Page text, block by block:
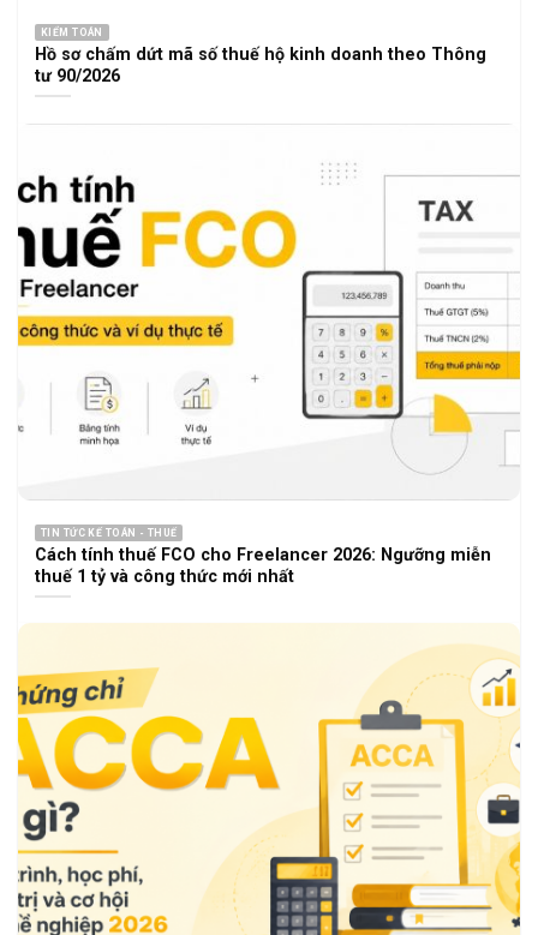
KIỂM TOÁN
Hồ sơ chấm dứt mã số thuế hộ kinh doanh theo Thông
tư 90/2026
TIN TỨC KẾ TOÁN - THUẾ
Cách tính thuế FCO cho Freelancer 2026: Ngưỡng miễn
thuế 1 tỷ và công thức mới nhất